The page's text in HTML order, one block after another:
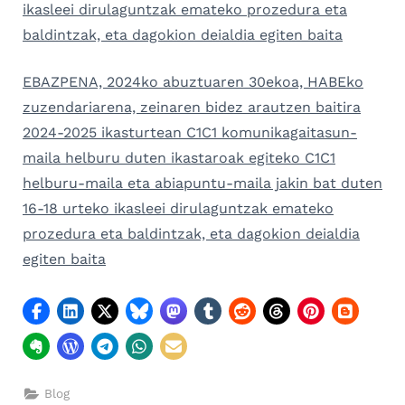
ikasleei dirulaguntzak emateko prozedura eta
baldintzak, eta dagokion deialdia egiten baita
EBAZPENA, 2024ko abuztuaren 30ekoa, HABEko
zuzendariarena, zeinaren bidez arautzen baitira
2024-2025 ikasturtean C1C1 komunikagaitasun-
maila helburu duten ikastaroak egiteko C1C1
helburu-maila eta abiapuntu-maila jakin bat duten
16-18 urteko ikasleei dirulaguntzak emateko
prozedura eta baldintzak, eta dagokion deialdia
egiten baita
Blog